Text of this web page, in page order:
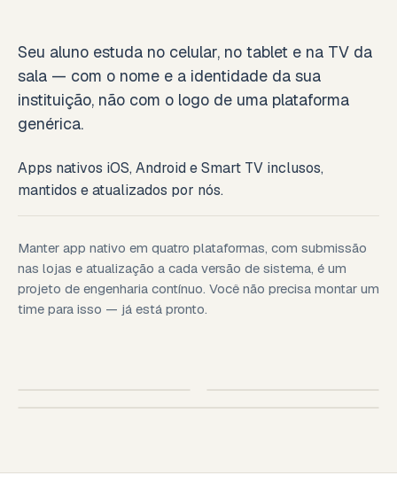
Seu aluno estuda no celular, no tablet e na TV da
sala — com o nome e a identidade da sua
instituição, não com o logo de uma plataforma
genérica.
Apps nativos iOS, Android e Smart TV inclusos,
mantidos e atualizados por nós.
Manter app nativo em quatro plataformas, com submissão
nas lojas e atualização a cada versão de sistema, é um
projeto de engenharia contínuo. Você não precisa montar um
time para isso — já está pronto.
IOS · ANDROID TABLET